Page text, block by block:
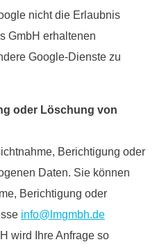
nicht die Erlaubnis
GmbH erhaltenen
Google-Dienste zu
oder Löschung von
Berichtigung oder
Daten. Sie können
Berichtigung oder
info@lmgmbh.de
wird Ihre Anfrage so